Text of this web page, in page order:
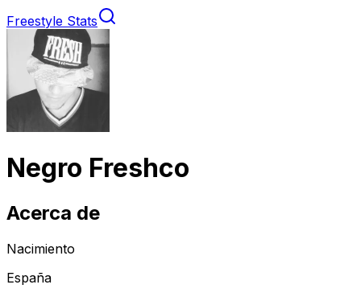
Freestyle Stats
Negro Freshco
Acerca de
Nacimiento
España